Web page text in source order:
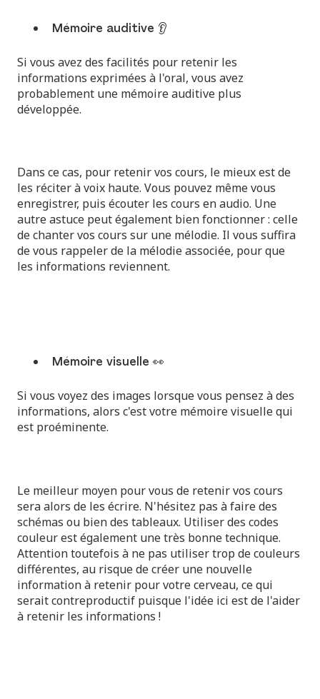
Mémoire auditive 👂
Si vous avez des facilités pour retenir les
informations exprimées à l'oral, vous avez
probablement une mémoire auditive plus
développée.
Dans ce cas, pour retenir vos cours, le mieux est de
les réciter à voix haute. Vous pouvez même vous
enregistrer, puis écouter les cours en audio. Une
autre astuce peut également bien fonctionner : celle
de chanter vos cours sur une mélodie. Il vous suffira
de vous rappeler de la mélodie associée, pour que
les informations reviennent.
Mémoire visuelle 👀
Si vous voyez des images lorsque vous pensez à des
informations, alors c'est votre mémoire visuelle qui
est proéminente.
Le meilleur moyen pour vous de retenir vos cours
sera alors de les écrire. N'hésitez pas à faire des
schémas ou bien des tableaux. Utiliser des codes
couleur est également une très bonne technique.
Attention toutefois à ne pas utiliser trop de couleurs
différentes, au risque de créer une nouvelle
information à retenir pour votre cerveau, ce qui
serait contreproductif puisque l'idée ici est de l'aider
à retenir les informations !